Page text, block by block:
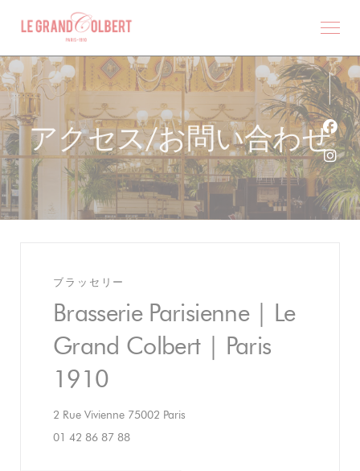
クッキー利用の管理について
アクセス/お問い合わせ
ブラッセリー
Brasserie Parisienne | Le
Grand Colbert | Paris
1910
2 Rue Vivienne 75002 Paris
01 42 86 87 88